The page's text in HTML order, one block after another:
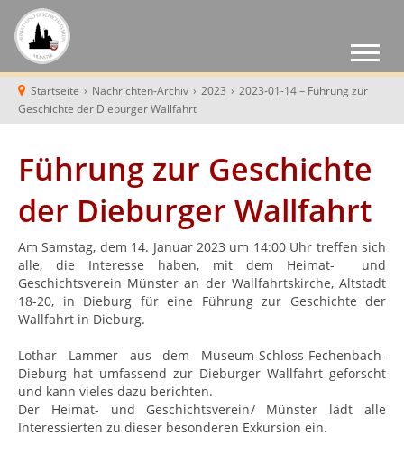
Startseite › Nachrichten-Archiv › 2023 › 2023-01-14 – Führung zur
Geschichte der Dieburger Wallfahrt
Führung zur Geschichte
der Dieburger Wallfahrt
Am Samstag, dem 14. Januar 2023 um 14:00 Uhr treffen sich
alle, die Interesse haben, mit dem Heimat- und
Geschichtsverein Münster an der Wallfahrtskirche, Altstadt
18-20, in Dieburg für eine Führung zur Geschichte der
Wallfahrt in Dieburg.
Lothar Lammer aus dem Museum-Schloss-Fechenbach-
Dieburg hat umfassend zur Dieburger Wallfahrt geforscht
und kann vieles dazu berichten.
Der Heimat- und Geschichtsverein/ Münster lädt alle
Interessierten zu dieser besonderen Exkursion ein.